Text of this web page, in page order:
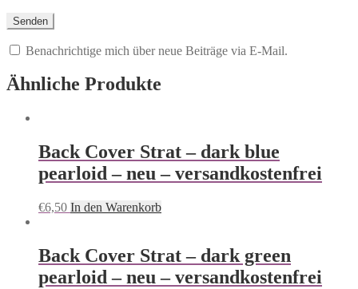
Benachrichtige mich über neue Beiträge via E-Mail.
Ähnliche Produkte
Back Cover Strat – dark blue
pearloid – neu – versandkostenfrei
€6,50 In den Warenkorb
Back Cover Strat – dark green
pearloid – neu – versandkostenfrei